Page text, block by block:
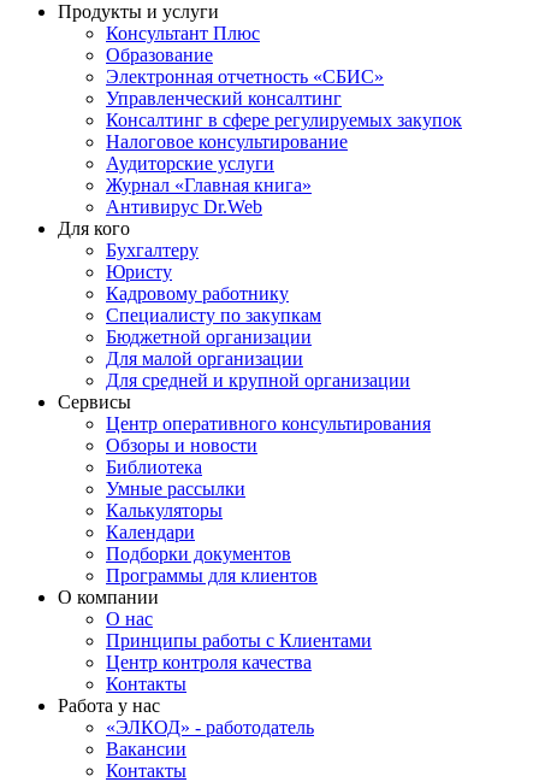
Продукты и услуги
Консультант Плюс
Образование
Электронная отчетность «СБИС»
Управленческий консалтинг
Консалтинг в сфере регулируемых закупок
Налоговое консультирование
Аудиторские услуги
Журнал «Главная книга»
Антивирус Dr.Web
Для кого
Бухгалтеру
Юристу
Кадровому работнику
Специалисту по закупкам
Бюджетной организации
Для малой организации
Для средней и крупной организации
Сервисы
Центр оперативного консультирования
Обзоры и новости
Библиотека
Умные рассылки
Калькуляторы
Календари
Подборки документов
Программы для клиентов
О компании
О нас
Принципы работы с Клиентами
Центр контроля качества
Контакты
Работа у нас
«ЭЛКОД» - работодатель
Вакансии
Контакты